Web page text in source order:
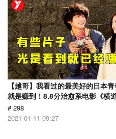
【越哥】我看过的最美好的日本
就是赚到！8.8分治愈系电影《横
# 298
2021-01-11 09:27